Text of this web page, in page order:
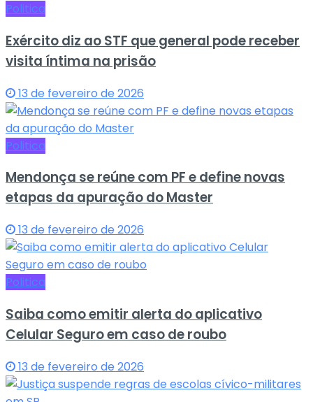
Politica
Exército diz ao STF que general pode receber
visita íntima na prisão
13 de fevereiro de 2026
Politica
Mendonça se reúne com PF e define novas
etapas da apuração do Master
13 de fevereiro de 2026
Politica
Saiba como emitir alerta do aplicativo
Celular Seguro em caso de roubo
13 de fevereiro de 2026